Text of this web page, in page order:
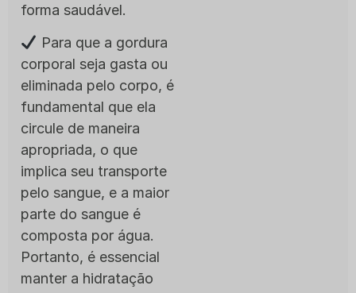
forma saudável.
Para que a gordura
corporal seja gasta ou
eliminada pelo corpo, é
fundamental que ela
circule de maneira
apropriada, o que
implica seu transporte
pelo sangue, e a maior
parte do sangue é
composta por água.
Portanto, é essencial
manter a hidratação